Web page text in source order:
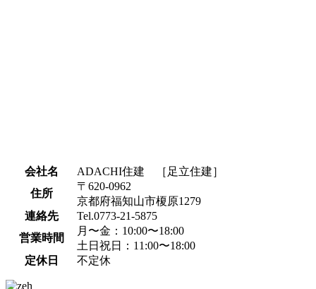
会社名
ADACHI住建 ［足立住建］
住所
〒620-0962
京都府福知山市榎原1279
連絡先
Tel.0773-21-5875
営業時間
月〜金：10:00〜18:00
土日祝日：11:00〜18:00
定休日
不定休